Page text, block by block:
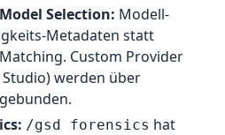
Selection: Modell-
Metadaten statt
Custom Provider
Studio) werden über
/gsd forensics hat